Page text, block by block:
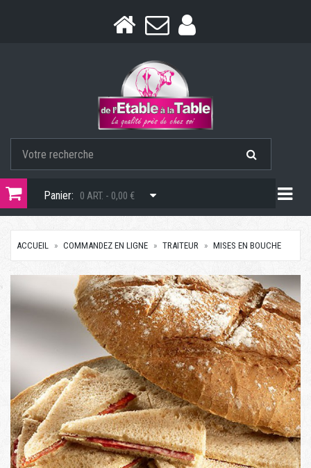
Panier: 0 ART. - 0,00 €
ACCUEIL COMMANDEZ EN LIGNE TRAITEUR MISES EN BOUCHE